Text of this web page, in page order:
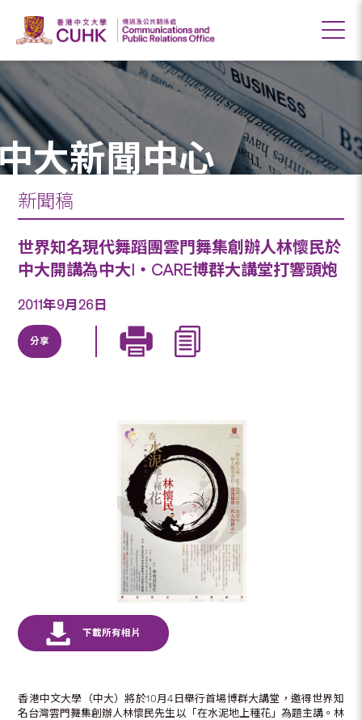
大新聞中心
新聞稿
世界知名現代舞蹈團雲門舞集創辦人林懷民於
中大開講為中大I‧CARE博群大講堂打響頭炮
2011年9月26日
分享
香港中文大學（中大）將於10月4日舉行首場博群大講堂，邀得世界知
名台灣雲門舞集創辦人林懷民先生以「在水泥地上種花」為題主講。林